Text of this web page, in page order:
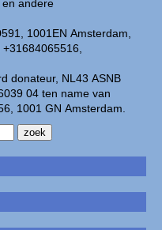
andere
1001EN Amsterdam,
donateur, NL43 ASNB
04 ten name van
1001 GN Amsterdam.